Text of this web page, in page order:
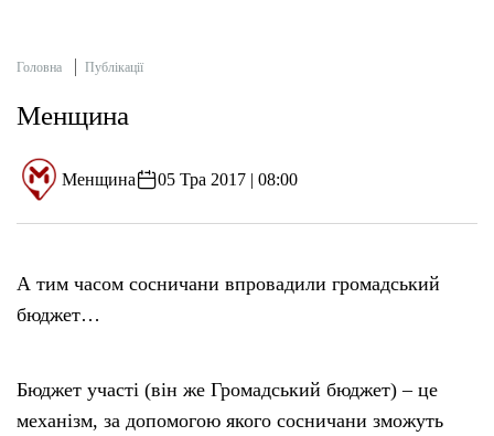
Головна Публікації
Менщина
Менщина 05 Тра 2017 | 08:00
А тим часом сосничани впровадили громадський
бюджет…
Бюджет участі (він же Громадський бюджет) – це
механізм, за допомогою якого сосничани зможуть